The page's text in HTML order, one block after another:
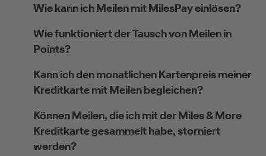
Wie kann ich Meilen mit MilesPay einlösen?
Wie funktioniert der Tausch von Meilen in
Points?
Kann ich den monatlichen Kartenpreis meiner
Kreditkarte mit Meilen begleichen?
Können Meilen, die ich mit der Miles & More
Kreditkarte gesammelt habe, storniert
werden?